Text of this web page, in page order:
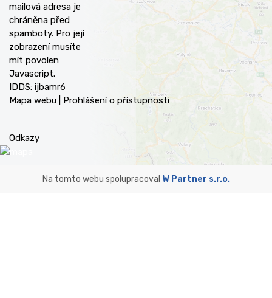
mailová adresa je
chráněna před
spamboty. Pro její
zobrazení musíte
mít povolen
Javascript.
IDDS: ijbamr6
Mapa webu Prohlášení o přístupnosti
Odkazy
Na tomto webu spolupracoval W Partner s.r.o.